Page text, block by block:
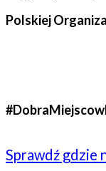
Polskiej
Sprawdź gdzie